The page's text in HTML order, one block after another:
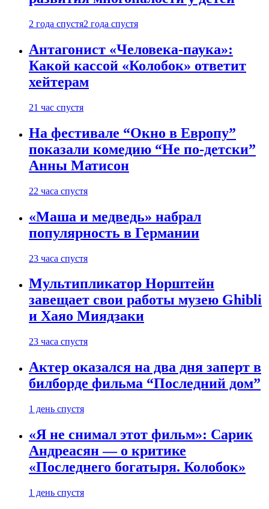
2 года спустя2 года спустя
Антагонист «Человека-паука»:
Какой кассой «Колобок» ответит
хейтерам
21 час спустя
На фестивале “Окно в Европу”
показали комедию “Не по-детски”
Анны Матисон
22 часа спустя
«Маша и медведь» набрал
популярность в Германии
23 часа спустя
Мультипликатор Норштейн
завещает свои работы музею Ghibli
и Хаяо Миядзаки
23 часа спустя
Актер оказался на два дня заперт в
билборде фильма “Последний дом”
1 день спустя
«Я не снимал этот фильм»: Сарик
Андреасян — о критике
«Последнего богатыря. Колобок»
1 день спустя